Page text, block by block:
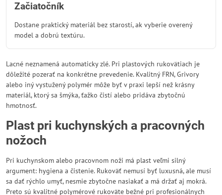
Začiatočník
Dostane praktický materiál bez starostí, ak vyberie overený
model a dobrú textúru.
Lacné neznamená automaticky zlé. Pri plastových rukovätiach je
dôležité pozerať na konkrétne prevedenie. Kvalitný FRN, Grivory
alebo iný vystužený polymér môže byť v praxi lepší než krásny
materiál, ktorý sa šmýka, ťažko čistí alebo pridáva zbytočnú
hmotnosť.
Plast pri kuchynských a pracovných
nožoch
Pri kuchynskom alebo pracovnom noži má plast veľmi silný
argument: hygiena a čistenie. Rukoväť nemusí byť luxusná, ale musí
sa dať rýchlo umyť, nesmie zbytočne nasiakať a má držať aj mokrá.
Preto sú kvalitné polymérové rukoväte bežné pri profesionálnych